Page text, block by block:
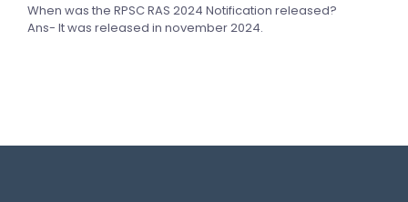
When was the RPSC RAS 2024 Notification released?
Ans- It was released in november 2024.